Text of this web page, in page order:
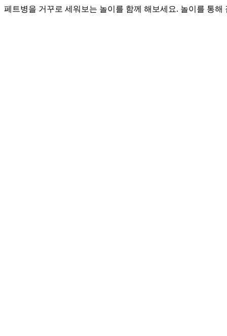
페트병을 거꾸로 세워보는 놀이를 함께 해보세요. 놀이를 통